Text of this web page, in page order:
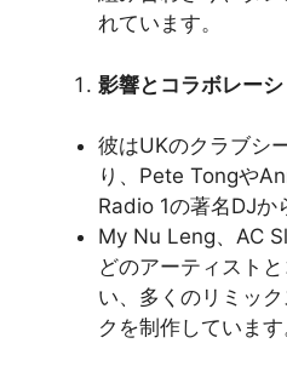
れています。
影響とコラボレー
彼はUKのクラブシ
り、Pete Tongや
Radio 1の著名DJか
My Nu Leng、AC
どのアーティスト
い、多くのリミッ
クを制作しています